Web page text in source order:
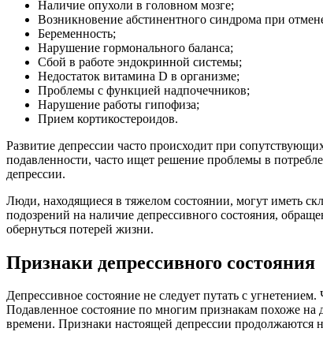
Наличие опухоли в головном мозге;
Возникновение абстинентного синдрома при
Беременность;
Нарушение гормонального баланса;
Сбой в работе эндокринной системы;
Недостаток витамина D в организме;
Проблемы с функцией надпочечников;
Нарушение работы гипофиза;
Прием кортикостероидов.
Развитие депрессии часто происходит при
подавленности, часто ищет решение проблемы в
депрессии.
Люди, находящиеся в тяжелом состоянии, могут иметь
подозрений на наличие депрессивного состояния,
обернуться потерей жизни.
Признаки депрессивного состояния
Депрессивное состояние не следует путать с
Подавленное состояние по многим признакам похоже на
времени. Признаки настоящей депрессии продолжаются